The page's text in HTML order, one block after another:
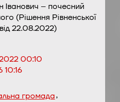
Іванович – почесний
(Рішення Рівненської
22.08.2022)
00:10
10:16
громада,